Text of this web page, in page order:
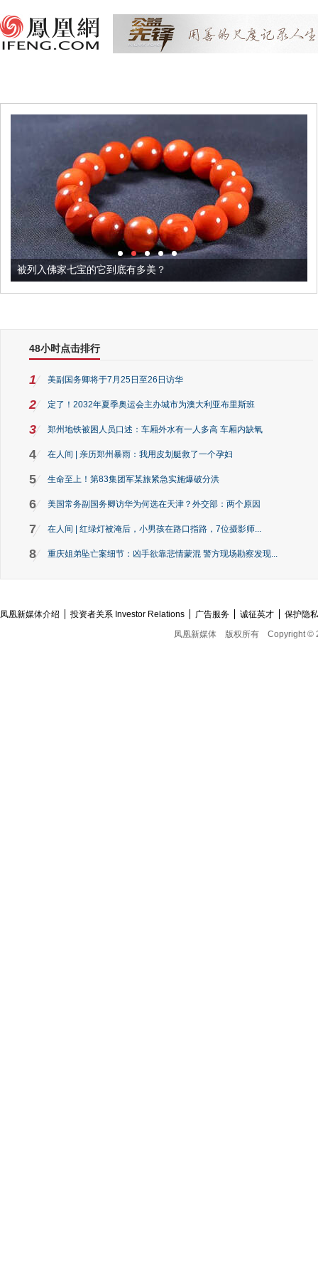
被列入佛家七宝的它到底有多美？
48小时点击排行
1 美副国务卿将于7月25日至26日访华
2 定了！2032年夏季奥运会主办城市为澳大利亚布里斯班
3 郑州地铁被困人员口述：车厢外水有一人多高 车厢内缺氧
4 在人间 | 亲历郑州暴雨：我用皮划艇救了一个孕妇
5 生命至上！第83集团军某旅紧急实施爆破分洪
6 美国常务副国务卿访华为何选在天津？外交部：两个原因
7 在人间 | 红绿灯被淹后，小男孩在路口指路，7位摄影师...
8 重庆姐弟坠亡案细节：凶手欲靠悲情蒙混 警方现场勘察发现...
凤凰新媒体介绍 投资者关系 Investor Relations 广告服务 诚征英才
保护隐
凤凰新媒体
版权所有 Copyright ©